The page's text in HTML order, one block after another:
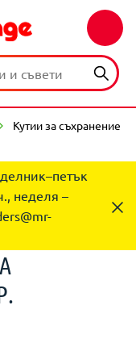
Кутии за съхранение
неделя –